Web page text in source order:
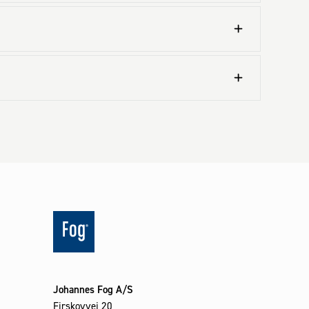
Johannes Fog A/S
Firskovvej 20